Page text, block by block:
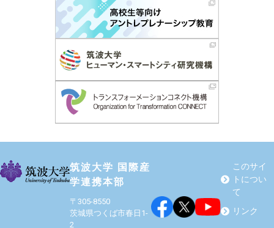
筑波大学 国際産
学連携本部
〒305-8550
茨城県つくば市春日1-
2
このサイ
トについ
て
リンク